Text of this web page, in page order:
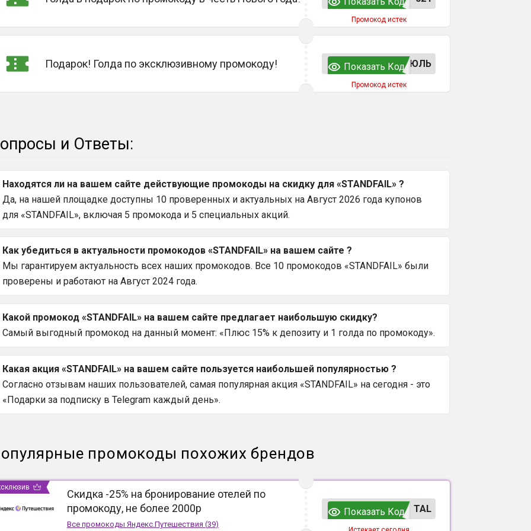
Промокод истек
Подарок! Голда по эксклюзивному промокоду! ЮЛЬ
Показать Код
Промокод истек
и Ответы:
Находятся ли на вашем сайте действующие промокоды на скидку для «STANDFAIL» ?
Да, на нашей площадке доступны 10 проверенных и актуальных на Август 2026 года купонов
для «STANDFAIL», включая 5 промокода и 5 специальных акций.
Как убедиться в актуальности промокодов «STANDFAIL» на вашем сайте ?
Мы гарантируем актуальность всех наших промокодов. Все 10 промокодов «STANDFAIL» были
проверены и работают на Август 2024 года.
Какой промокод «STANDFAIL» на вашем сайте предлагает наибольшую скидку?
Самый выгодный промокод на данный момент: «Плюс 15% к депозиту и 1 голда по промокоду».
Какая акция «STANDFAIL» на вашем сайте пользуется наибольшей популярностью ?
Согласно отзывам наших пользователей, самая популярная акция «STANDFAIL» на сегодня - это
«Подарки за подписку в Telegram каждый день».
промокоды похожих брендов
Скидка -25% на бронирование отелей по
промокоду, не более 2000р
Все промокоды Яндекс.Путешествия (39)
TAL
Показать Код